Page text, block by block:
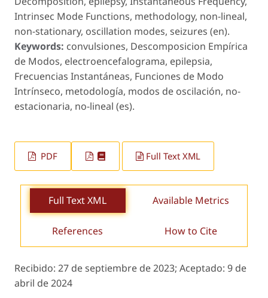
Intrinsec Mode Functions, methodology, non-lineal,
non-stationary, oscillation modes, seizures (en).
Keywords: convulsiones, Descomposicion Empírica
de Modos, electroencefalograma, epilepsia,
Frecuencias Instantáneas, Funciones de Modo
Intrínseco, metodología, modos de oscilación, no-
estacionaria, no-lineal (es).
PDF Full Text XML
Full Text XML Available Metrics
References How to Cite
Recibido: 27 de septiembre de 2023; Aceptado: 9 de
abril de 2024